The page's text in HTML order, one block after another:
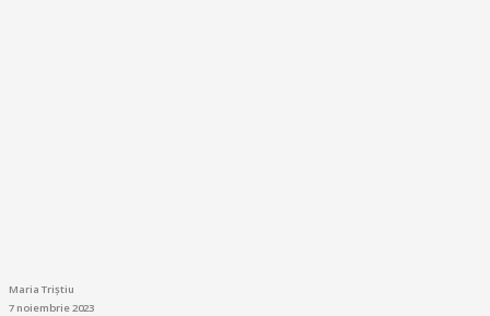
Maria Triștiu
7 noiembrie 2023